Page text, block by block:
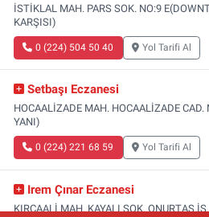
İSTİKLAL MAH. PARS SOK. NO:9
KARŞISI)
0 (224) 504 50 40 Yol Tarifi Al
Setbaşı Eczanesi
HOCAALİZADE MAH. HOCAALİZADE CAD.
YANI)
0 (224) 221 68 59 Yol Tarifi Al
Irem Çınar Eczanesi
KIRCAALİ MAH. KAYALI SOK. ONURTAŞ